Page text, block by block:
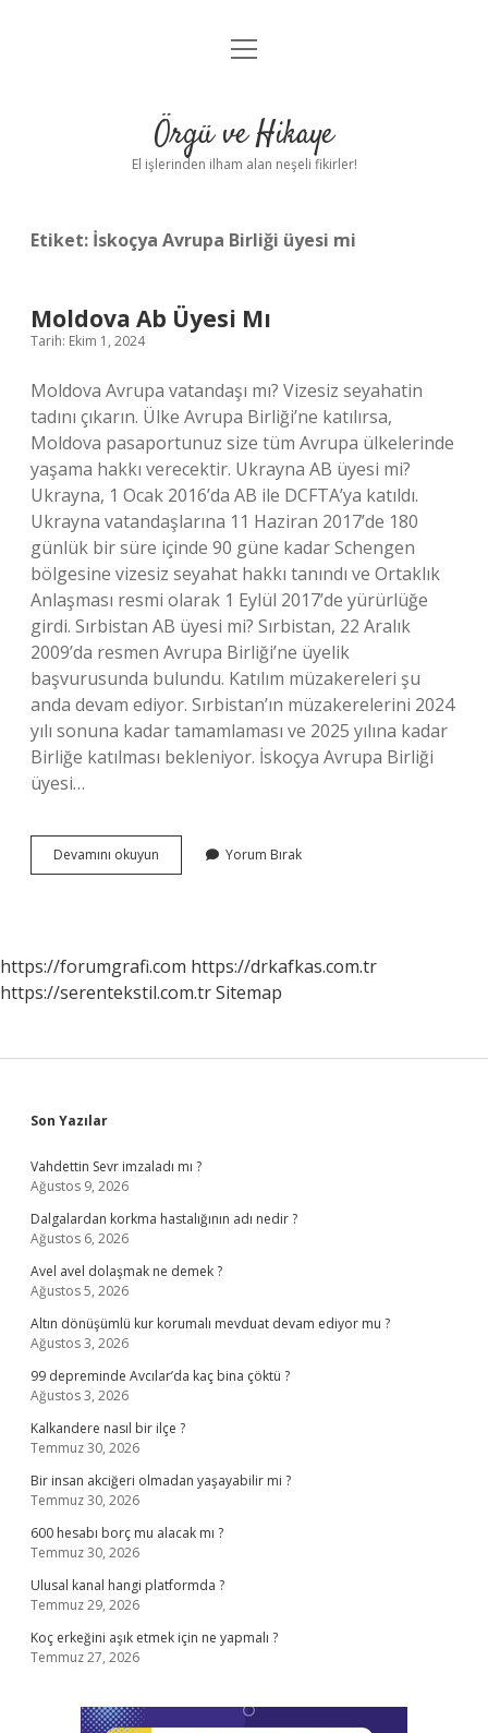
Anasayfa
Yasal Uyarı
menüyü
Örgü ve Hikaye
El işlerinden ilham alan neşeli fikirler!
Etiket: İskoçya Avrupa Birliği üyesi mi
Moldova Ab Üyesi Mı
Tarih: Ekim 1, 2024
Moldova Avrupa vatandaşı mı? Vizesiz seyahatin
tadını çıkarın. Ülke Avrupa Birliği’ne katılırsa,
Moldova pasaportunuz size tüm Avrupa ülkelerinde
yaşama hakkı verecektir. Ukrayna AB üyesi mi?
Ukrayna, 1 Ocak 2016’da AB ile DCFTA’ya katıldı.
Ukrayna vatandaşlarına 11 Haziran 2017’de 180
günlük bir süre içinde 90 güne kadar Schengen
bölgesine vizesiz seyahat hakkı tanındı ve Ortaklık
Anlaşması resmi olarak 1 Eylül 2017’de yürürlüğe
girdi. Sırbistan AB üyesi mi? Sırbistan, 22 Aralık
2009’da resmen Avrupa Birliği’ne üyelik
başvurusunda bulundu. Katılım müzakereleri şu
anda devam ediyor. Sırbistan’ın müzakerelerini 2024
yılı sonuna kadar tamamlaması ve 2025 yılına kadar
Birliğe katılması bekleniyor. İskoçya Avrupa Birliği
üyesi…
Devamını okuyun Moldova
Ab
Yorum Bırak
https://forumgrafi.com https://drkafkas.com.tr
https://serentekstil.com.trSitemap
Sidebar
Son Yazılar
Vahdettin Sevr imzaladı mı ?
Ağustos 9, 2026
Dalgalardan korkma hastalığının adı nedir ?
Ağustos 6, 2026
Avel avel dolaşmak ne demek ?
Ağustos 5, 2026
Altın dönüşümlü kur korumalı mevduat devam ediyor mu ?
Ağustos 3, 2026
99 depreminde Avcılar’da kaç bina çöktü ?
Ağustos 3, 2026
Kalkandere nasıl bir ilçe ?
Temmuz 30, 2026
Bir insan akciğeri olmadan yaşayabilir mi ?
Temmuz 30, 2026
600 hesabı borç mu alacak mı ?
Temmuz 30, 2026
Ulusal kanal hangi platformda ?
Temmuz 29, 2026
Koç erkeğini aşık etmek için ne yapmalı ?
Temmuz 27, 2026